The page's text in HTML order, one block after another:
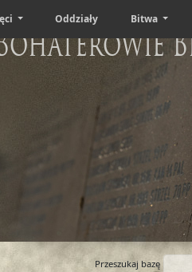
Oddziały Bitwa
Przeszukaj bazę